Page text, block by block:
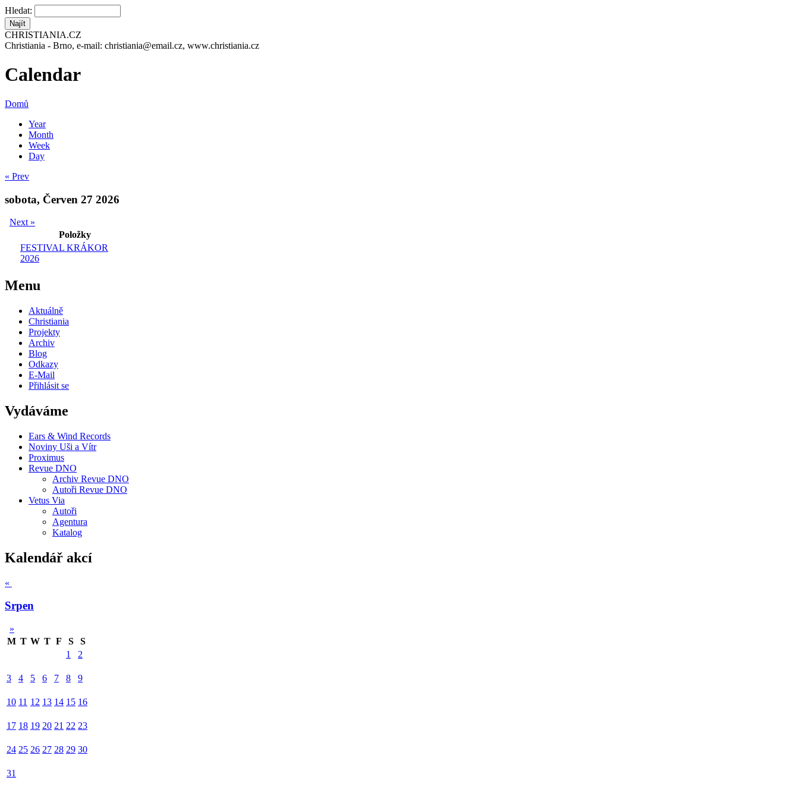
Hledat:
CHRISTIANIA.CZ
Christiania - Brno, e-mail: christiania@email.cz, www.christiania.cz
Calendar
Domů
Year
Month
Week
Day
« Prev
sobota, Červen 27 2026
Next »
Položky
FESTIVAL KRÁKOR
2026
Menu
Aktuálně
Christiania
Projekty
Archiv
Blog
Odkazy
E-Mail
Přihlásit se
Vydáváme
Ears & Wind Records
Noviny Uši a Vítr
Proximus
Revue DNO
Archiv Revue DNO
Autoři Revue DNO
Vetus Via
Autoři
Agentura
Katalog
Kalendář akcí
«
Srpen
»
M T W T F S
S
1
2
3 4 5 6 7 8 9
10 11 12 13 14 15 16
17 18 19 20 21 22 23
24 25 26 27 28 29 30
31